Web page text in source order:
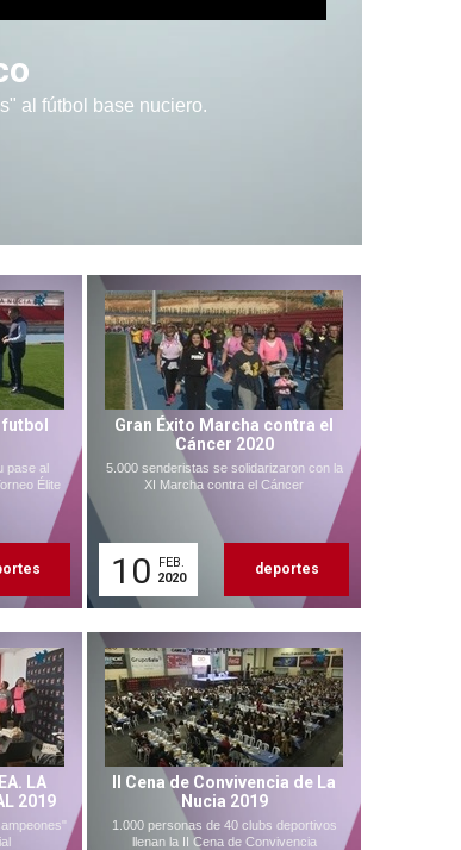
al fútbol base nuciero.
pase al
Élite
Gran Éxito Marcha contra el
Cáncer 2020
5.000 senderistas se solidarizaron con la
XI Marcha contra el Cáncer
10
FEB.
2020
deportes
LA
2019
II Cena de Convivencia de La
Nucia 2019
1.000 personas de 40 clubs deportivos
llenan la II Cena de Convivencia